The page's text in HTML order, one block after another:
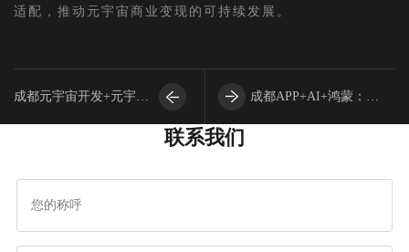
适配，推动元宇宙商业变现的可持续发展。
成都元宇宙开发+元宇
核心引擎
成都APP+AI+鸿蒙：企
联系我们